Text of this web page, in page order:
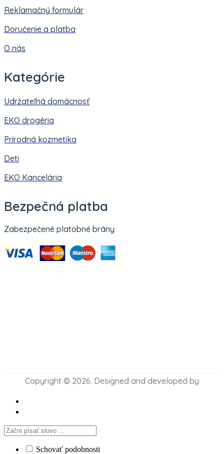
Reklamačný formulár
Doručenie a platba
O nás
Kategórie
Udržateľná domácnosť
EKO drogéria
Prírodná kozmetika
Deti
EKO Kancelária
Bezpečná platba
Zabezpečené platobné brány
Copyright © 2026. Designed and developed by
Schovať podobnosti